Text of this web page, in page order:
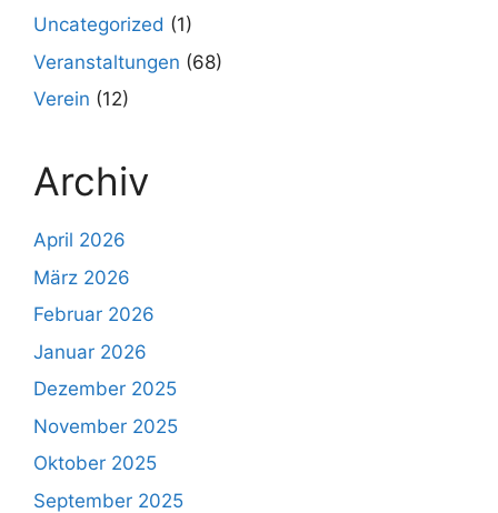
Uncategorized (1)
Veranstaltungen (68)
Verein (12)
Archiv
April 2026
März 2026
Februar 2026
Januar 2026
Dezember 2025
November 2025
Oktober 2025
September 2025